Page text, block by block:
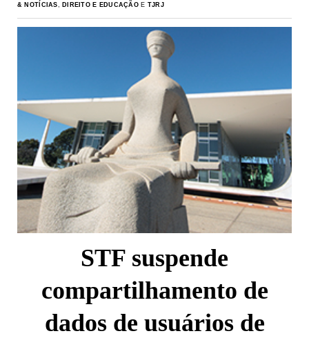
& NOTÍCIAS
DIREITO E EDUCAÇÃO E TJRJ
STF suspende
compartilhamento de
dados de usuários de